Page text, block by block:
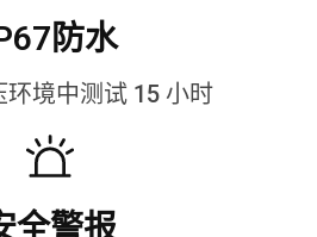
防水
环境中测试 15 小时
全警报